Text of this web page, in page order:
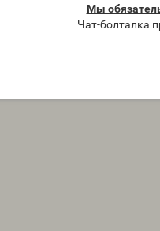
Мы
Чат-болталка